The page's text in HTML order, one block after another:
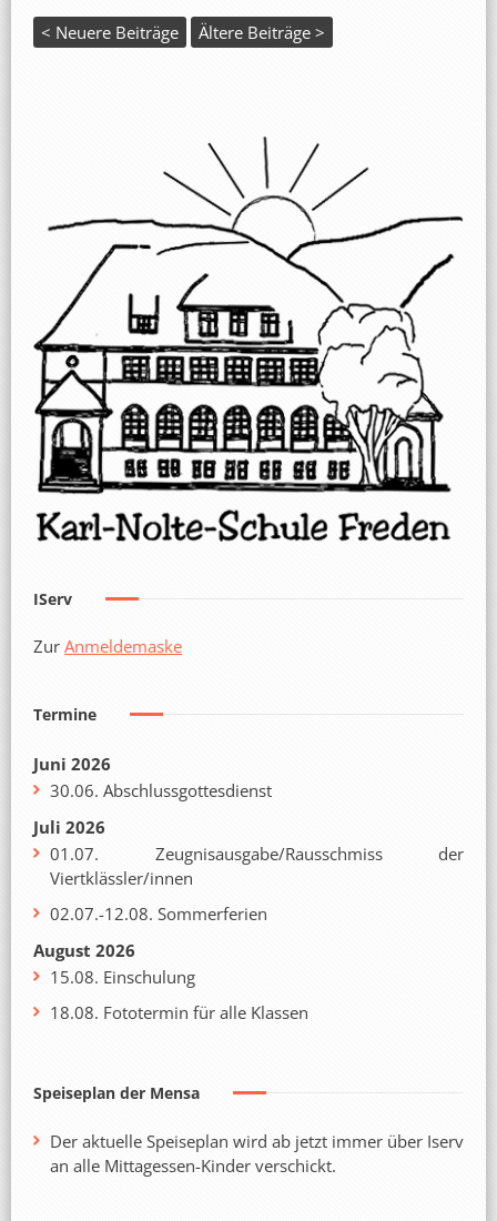
< Neuere Beiträge
Ältere Beiträge >
IServ
Zur Anmeldemaske
Termine
Juni 2026
30.06. Abschlussgottesdienst
Juli 2026
01.07. Zeugnisausgabe/Rausschmiss der
Viertklässler/innen
02.07.-12.08. Sommerferien
August 2026
15.08. Einschulung
18.08. Fototermin für alle Klassen
Speiseplan der Mensa
Der aktuelle Speiseplan wird ab jetzt immer über Iserv
an alle Mittagessen-Kinder verschickt.